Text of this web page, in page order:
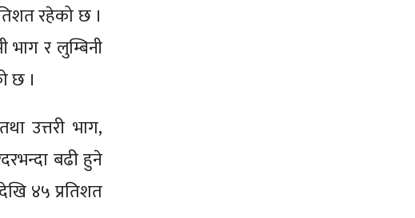
रहेको छ ।
भाग र लुम्बिनी
छ ।
उत्तरी भाग,
बढी हुने
४५ प्रतिशत